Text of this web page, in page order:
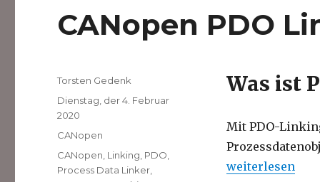
CANopen PDO
Was ist
Mit PDO-
„CANopen PDO
weiterlesen
Autor
Torsten Gedenk
Veröffentlicht
am
Dienstag, der 4. Februar
2020
Kategorien
CANopen
Schlagwörter
CANopen Linking PDO
Process Data Linker